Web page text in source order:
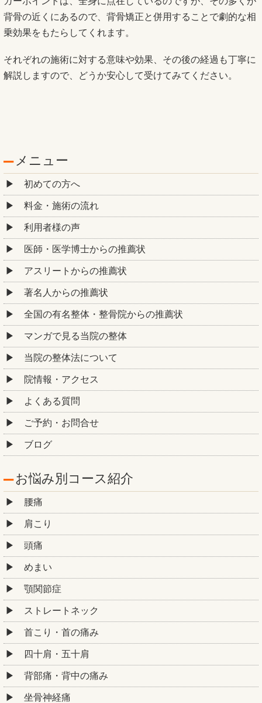
背骨の近くにあるので、背骨矯正と併用することで劇的な相
乗効果をもたらしてくれます。
それぞれの施術に対する意味や効果、その後の経過も丁寧に
解説しますので、どうか安心して受けてみてください。
メニュー
初めての方へ
料金・施術の流れ
利用者様の声
医師・医学博士からの推薦状
アスリートからの推薦状
著名人からの推薦状
全国の有名整体・整骨院からの推薦状
マンガで見る当院の整体
当院の整体法について
院情報・アクセス
よくある質問
ご予約・お問合せ
ブログ
お悩み別コース紹介
腰痛
肩こり
頭痛
めまい
顎関節症
ストレートネック
首こり・首の痛み
四十肩・五十肩
背部痛・背中の痛み
坐骨神経痛